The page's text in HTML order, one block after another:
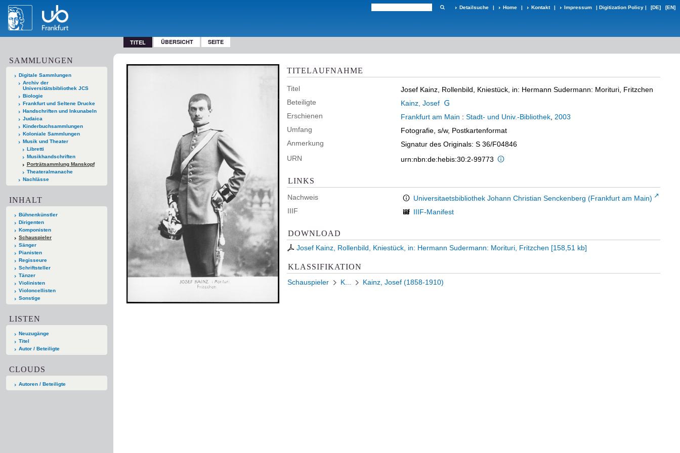
Detailsuche | Home | Kontakt | Impressum | Digitization Policy | [DE] [EN]
TITEL ÜBERSICHT SEITE
SAMMLUNGEN
Digitale Sammlungen
Archiv der
Universitätsbibliothek JCS
Biologie
Frankfurt und Seltene Drucke
Handschriften und Inkunabeln
Judaica
Kinderbuchsammlungen
Koloniale Sammlungen
Musik und Theater
Libretti
Musikhandschriften
Porträtsammlung Manskopf
Theateralmanache
Nachlässe
INHALT
Bühnenkünstler
Dirigenten
Komponisten
Schauspieler
Sänger
Pianisten
Regisseure
Schriftsteller
Tänzer
Violinisten
Violoncellisten
Sonstige
LISTEN
Neuzugänge
Titel
Autor / Beteiligte
CLOUDS
Autoren / Beteiligte
TITELAUFNAHME
Titel
Josef Kainz, Rollenbild, Kniestück, in: Hermann Sudermann: Morituri, Fritzchen
Beteiligte
Kainz, Josef
Erschienen
Frankfurt am Main : Stadt- und Univ.-Bibliothek 2003
Umfang
Fotografie, s/w, Postkartenformat
Anmerkung
Signatur des Originals: S 36/F04846
URN
urn:nbn:de:hebis:30:2-99773
LINKS
Nachweis
Universitaetsbibliothek Johann Christian Senckenberg (Frankfurt am Main)
IIIF
IIIF-Manifest
DOWNLOAD
Josef Kainz, Rollenbild, Kniestück, in: Hermann Sudermann: Morituri, Fritzchen [158,51 kb]
KLASSIFIKATION
Schauspieler K... Kainz, Josef (1858-1910)